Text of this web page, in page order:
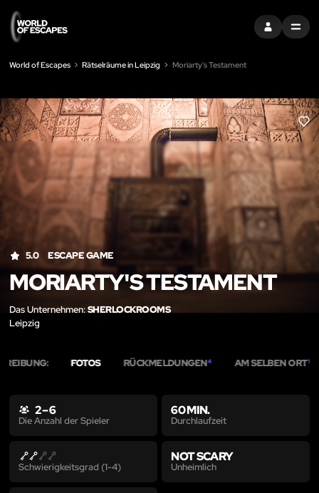
EINTRAGEN
MENU
World of Escapes Rätselräume in Leipzig Moriarty's Testament
LIKE
5.0 ESCAPE GAME
MORIARTY'S TESTAMENT
Das Unternehmen:SHERLOCKROOMS
Leipzig
FOTOS RÜCKMELDUNGEN4 AM SELBEN ORT1
2 – 6
Die Anzahl der Spieler
60 MIN.
Durchlaufzeit
Schwierigkeitsgrad (1-4)
NOT SCARY
Unheimlich